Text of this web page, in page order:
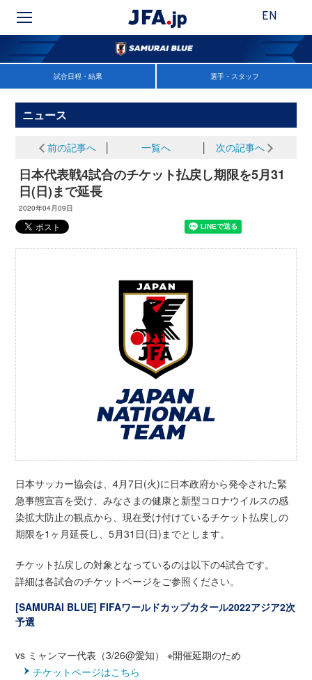
EN
試合日程・結果 選手・スタッフ
ニュース
前の記事へ 一覧へ 次の記事へ
日本代表戦4試合のチケット払戻し期限を5月31
日(日)まで延長
2020年04月09日
日本サッカー協会は、4月7日(火)に日本政府から発令された緊
急事態宣言を受け、みなさまの健康と新型コロナウイルスの感
染拡大防止の観点から、現在受け付けているチケット払戻しの
期限を1ヶ月延長し、5月31日(日)までとします。
チケット払戻しの対象となっているのは以下の4試合です。
詳細は各試合のチケットページをご参照ください。
[SAMURAI BLUE] FIFAワールドカップカタール2022アジア2次
予選
vs ミャンマー代表（3/26@愛知） ※開催延期のため
チケットページはこちら